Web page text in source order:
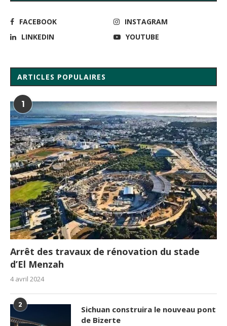
FACEBOOK
INSTAGRAM
LINKEDIN
YOUTUBE
ARTICLES POPULAIRES
1
Arrêt des travaux de rénovation du stade
d’El Menzah
4 avril 2024
2
Sichuan construira le nouveau pont
de Bizerte